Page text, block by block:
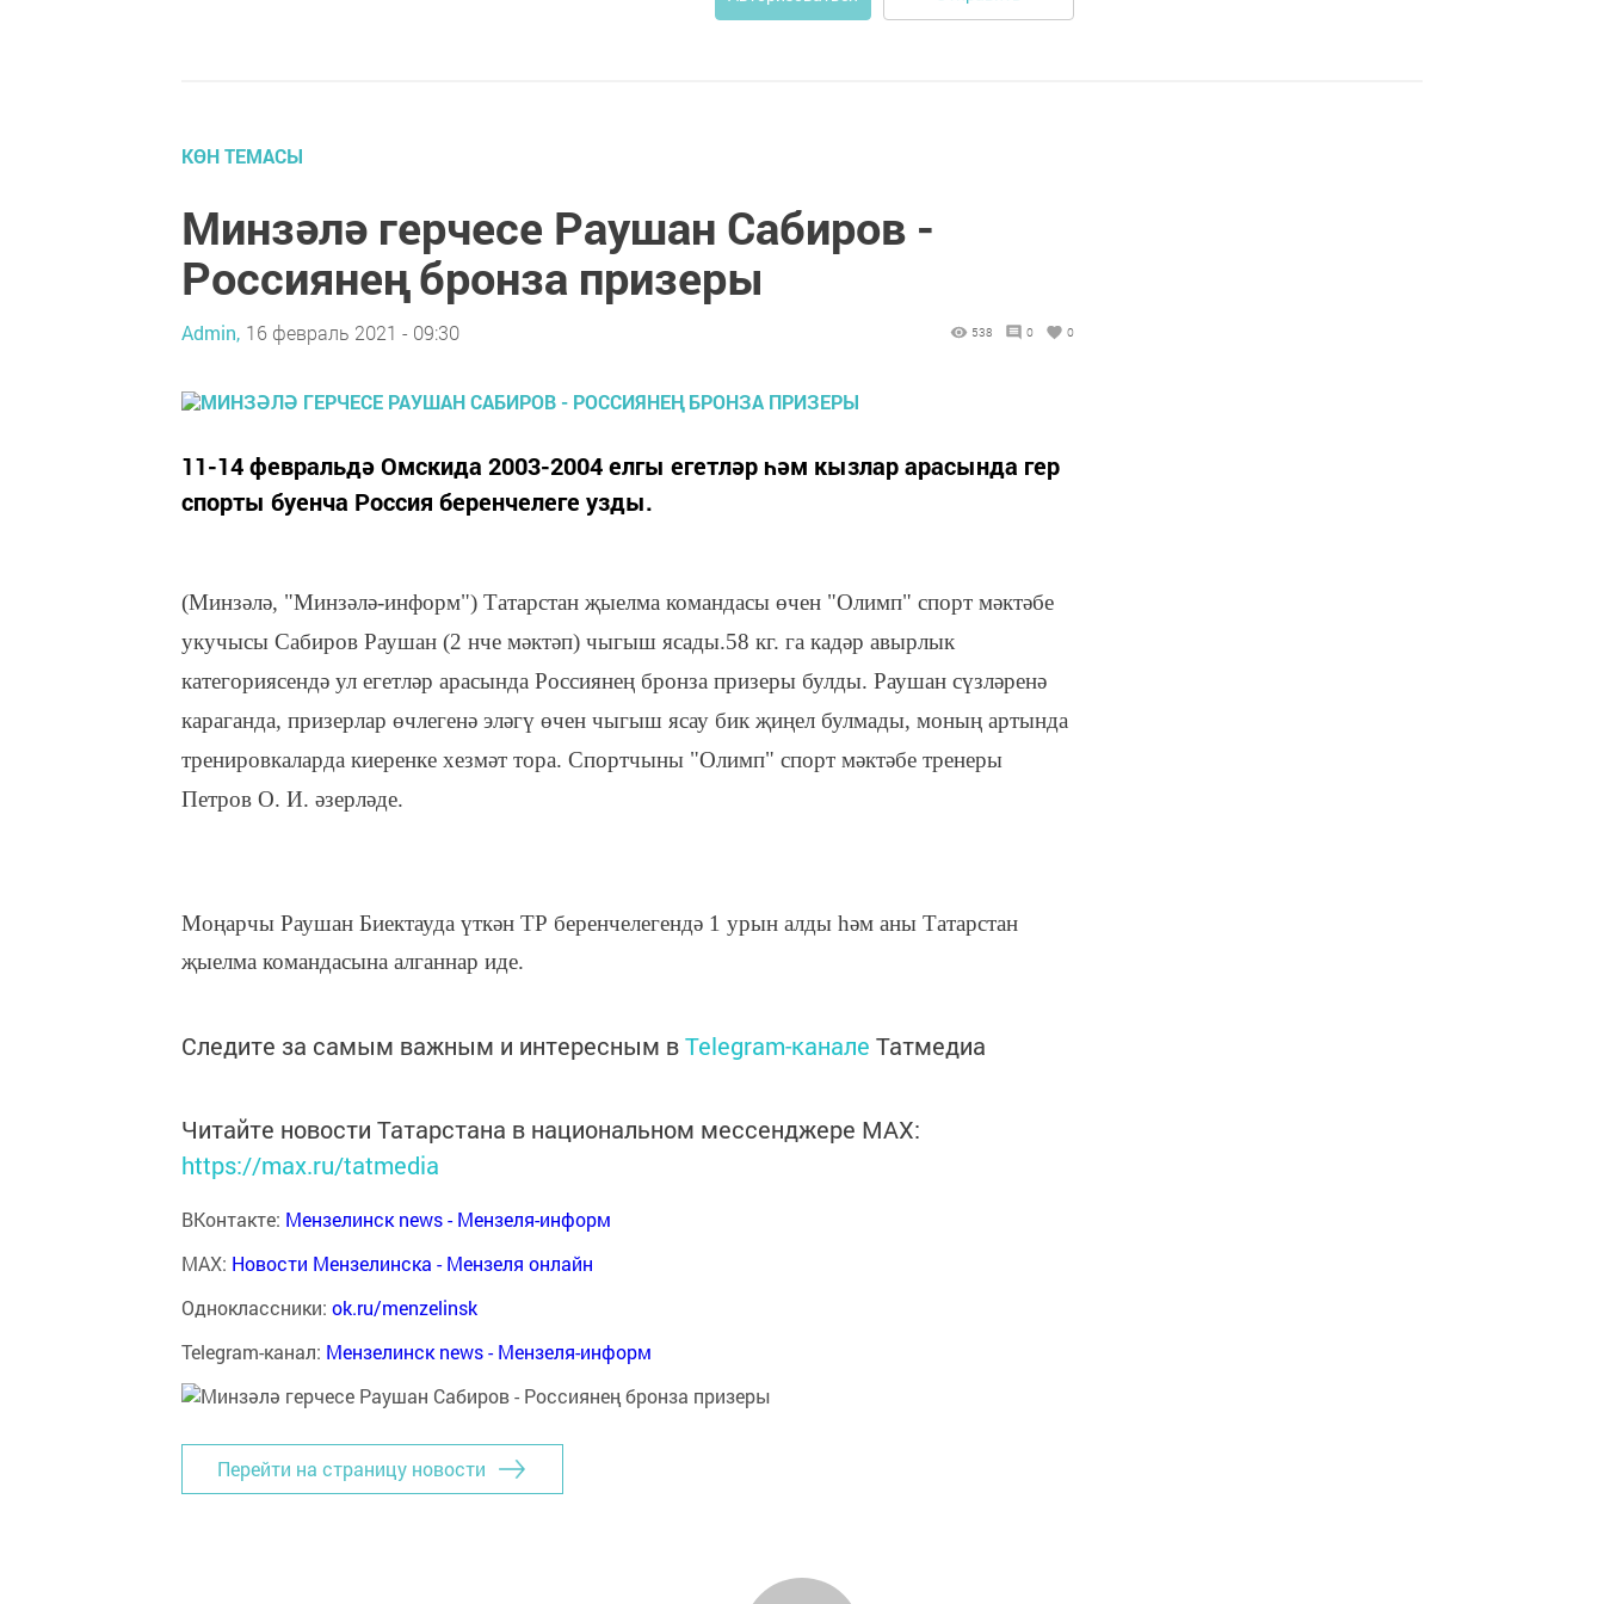
КӨН ТЕМАСЫ
Минзәлә герчесе Раушан Сабиров -
Россиянең бронза призеры
Admin, 16 февраль 2021 - 09:30 538 0 0
11-14 февральдә Омскида 2003-2004 елгы егетләр һәм кызлар арасында гер
спорты буенча Россия беренчелеге узды.
(Минзәлә, "Минзәлә-информ") Татарстан җыелма командасы өчен "Олимп" спорт мәктәбе
укучысы Сабиров Раушан (2 нче мәктәп) чыгыш ясады.58 кг. га кадәр авырлык
категориясендә ул егетләр арасында Россиянең бронза призеры булды. Раушан сүзләренә
караганда, призерлар өчлегенә эләгү өчен чыгыш ясау бик җиңел булмады, моның артында
тренировкаларда киеренке хезмәт тора. Спортчыны "Олимп" спорт мәктәбе тренеры
Петров О. И. әзерләде.
Моңарчы Раушан Биектауда үткән ТР беренчелегендә 1 урын алды һәм аны Татарстан
җыелма командасына алганнар иде.
Следите за самым важным и интересным вTelegram-канале Татмедиа
Читайте новости Татарстана в национальном мессенджере MАХ:
https://max.ru/tatmedia
ВКонтакте: Мензелинск news - Мензеля-информ
MAX: Новости Мензелинска - Мензеля онлайн
Одноклассники: ok.ru/menzelinsk
Telegram-канал: Мензелинск news - Мензеля-информ
Перейти на страницу новости